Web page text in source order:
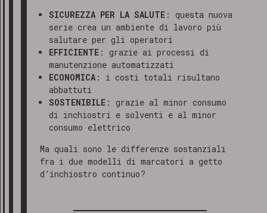
SICUREZZA PER LA SALUTE : questa nuova
serie crea un ambiente di lavoro più
salutare per gli operatori
EFFICIENTE : grazie ai processi di
manutenzione automatizzati
ECONOMICA: i costi totali risultano
abbattuti
SOSTENIBILE : grazie al minor consumo
di inchiostri e solventi e al minor
consumo elettrico
Ma quali sono le differenze sostanziali
fra i due modelli di marcatori a getto
d’inchiostro continuo?